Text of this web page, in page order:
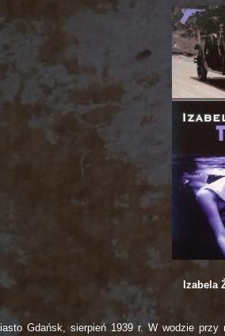
Izabela
Gdańsk, sierpień 1939 r. W wodzie przy